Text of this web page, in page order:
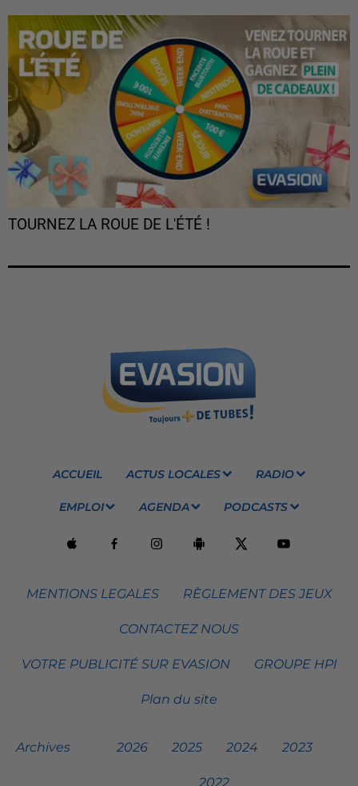
TOURNEZ LA ROUE DE L'ÉTÉ !
ACCUEIL ACTUS LOCALES RADIO
EMPLOI AGENDA PODCASTS
MENTIONS LEGALES RÈGLEMENT DES JEUX
CONTACTEZ NOUS
VOTRE PUBLICITÉ SUR EVASION GROUPE HPI
Plan du site
Archives 2026 2025 2024 2023
2022